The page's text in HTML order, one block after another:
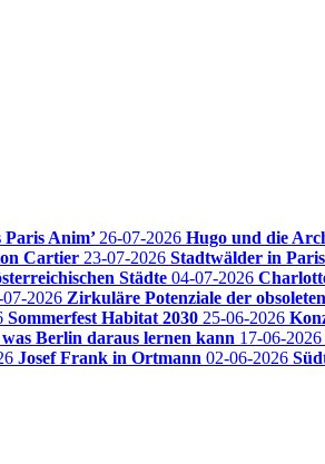
Paris Anim’ 26-07-2026 Hugo und die
Cartier 23-07-2026 Stadtwälder in Paris
Städte 04-07-2026
2026 Zirkuläre Potenziale der
Sommerfest Habitat 2030 25-06-2026
Berlin daraus lernen kann 17-06-2026
Josef Frank in Ortmann 02-06-2026